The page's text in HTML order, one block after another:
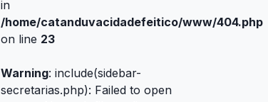
in
/home/catanduvacidadefeitico/www/404.php
on line 23
Warning: include(sidebar-
secretarias.php): Failed to open